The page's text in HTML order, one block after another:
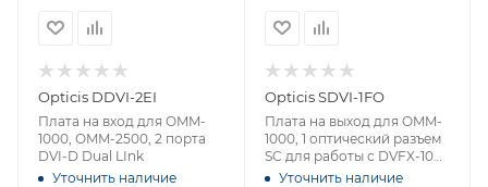
Opticis DDVI-2EI
Плата на вход для OMM-
1000, OMM-2500, 2 порта
DVI-D Dual LInk
Уточнить наличие
Opticis SDVI-1FO
Плата на выход для OMM-
1000, 1 оптический разъем
SC для работы с DVFX-100-
TRУточнить наличие